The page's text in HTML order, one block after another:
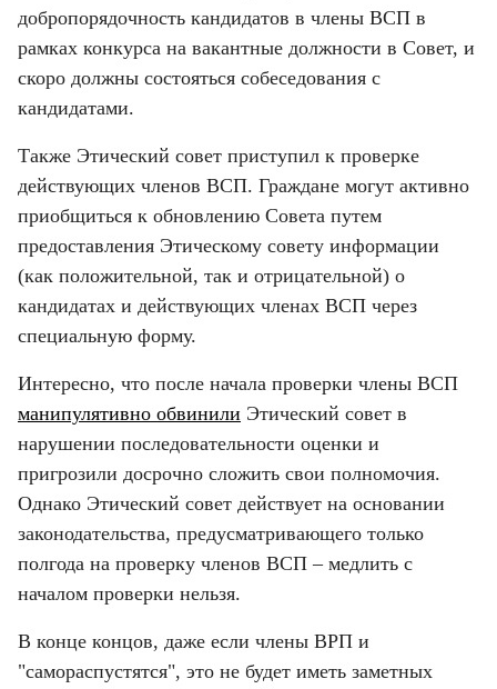
добропорядочность кандидатов в члены ВСП в
рамках конкурса на вакантные должности в Совет, и
скоро должны состояться собеседования с
кандидатами.
Также Этический совет приступил к проверке
действующих членов ВСП. Граждане могут активно
приобщиться к обновлению Совета путем
предоставления Этическому совету информации
(как положительной, так и отрицательной) о
кандидатах и действующих членах ВСП через
специальную форму.
манипулятивно обвинили Этический совет в
нарушении последовательности оценки и
пригрозили досрочно сложить свои полномочия.
Однако Этический совет действует на основании
законодательства, предусматривающего только
полгода на проверку членов ВСП – медлить с
началом проверки нельзя.
В конце концов, даже если члены ВРП и
"самораспустятся", это не будет иметь заметных